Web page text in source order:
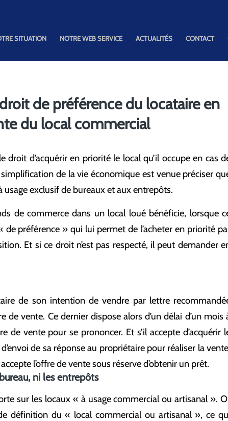
SITUATION NOTRE WEB SERVICE ACTUALITÉS CONTACT
de préférence du locataire en
du local commercial
droit d’acquérir en priorité le local qu’il occupe en cas
de la vie économique est venue préciser
usage exclusif de bureaux et aux entrepôts.
de commerce dans un local loué bénéficie, lorsque
de préférence » qui lui permet de l’acheter en priorité
Et si ce droit n’est pas respecté, il peut demander
de son intention de vendre par lettre
vente. Ce dernier dispose alors d’un délai d’un mois
vente pour se prononcer. Et s’il accepte d’acquérir
de sa réponse au propriétaire pour réaliser la
l’offre de vente sous réserve d’obtenir un prêt.
ni les entrepôts
sur les locaux « à usage commercial ou artisanal ».
définition du « local commercial ou artisanal », ce